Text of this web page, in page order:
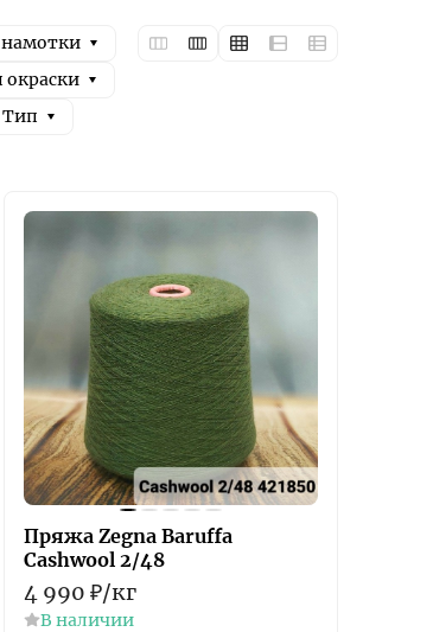
окраски
Тип
Пряжа Zegna Baruffa
Cashwool 2/48
4 990 ₽/кг
В наличии